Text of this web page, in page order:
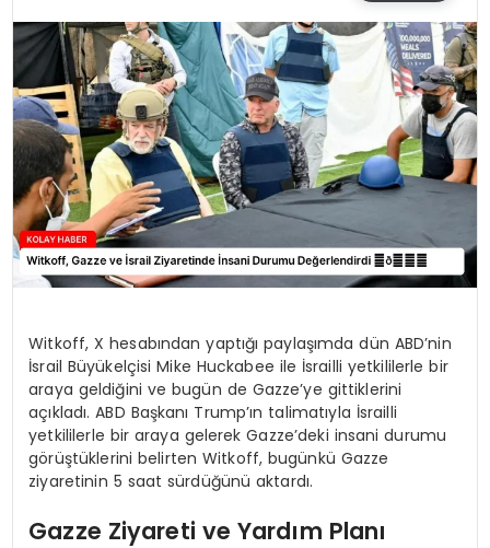
Witkoff, X hesabından yaptığı paylaşımda dün ABD’nin
İsrail Büyükelçisi Mike Huckabee ile İsrailli yetkililerle bir
araya geldiğini ve bugün de Gazze’ye gittiklerini
açıkladı. ABD Başkanı Trump’ın talimatıyla İsrailli
yetkililerle bir araya gelerek Gazze’deki insani durumu
görüştüklerini belirten Witkoff, bugünkü Gazze
ziyaretinin 5 saat sürdüğünü aktardı.
Gazze Ziyareti ve Yardım Planı